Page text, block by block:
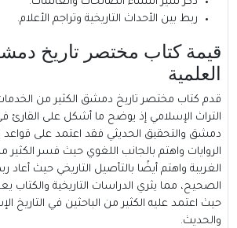
ربط بين الأحداث التاريخية وتراجم الأعلام.
العلمية
قدم كتاب مختصر تاريخ دمشق الكثير من
التراث الإسلامي إذ يوضح ما أشكل على القارئ
دمشق والتحقيق الحديثي فقد اعتمد على قواعد
الروايات واهتم بالجانب اللغوي حيث فسر الكثير
الغريبة واهتم أيضًا بالتأصيل التاريخي حيث
الصحيح، مما يثري الدراسات التاريخية والكتاب
حيث اعتمد عليه الكثير من الباحثين في التاريخ
والحديث.